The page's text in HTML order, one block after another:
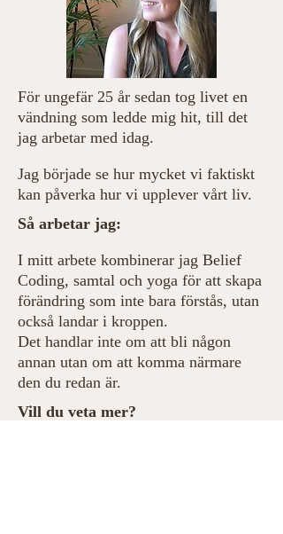
För ungefär 25 år sedan tog livet en
vändning som ledde mig hit, till det
jag arbetar med idag.
Jag började se hur mycket vi faktiskt
kan påverka hur vi upplever vårt liv.
Så arbetar jag:
I mitt arbete kombinerar jag Belief
Coding, samtal och yoga för att skapa
förändring som inte bara förstås, utan
också landar i kroppen.
Det handlar inte om att bli någon
annan utan om att komma närmare
den du redan är.
Vill du veta mer?